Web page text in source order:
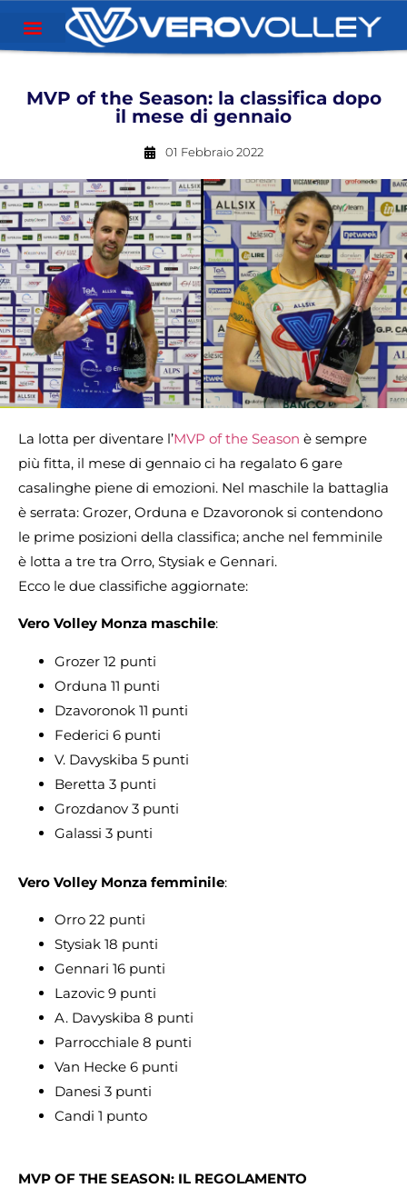
MVP of the Season: la classifica dopo
il mese di gennaio
01 Febbraio 2022
La lotta per diventare l’MVP of the Season è sempre
più fitta, il mese di gennaio ci ha regalato 6 gare
casalinghe piene di emozioni. Nel maschile la battaglia
è serrata: Grozer, Orduna e Dzavoronok si contendono
le prime posizioni della classifica; anche nel femminile
è lotta a tre tra Orro, Stysiak e Gennari.
Ecco le due classifiche aggiornate:
Vero Volley Monza maschile:
Grozer 12 punti
Orduna 11 punti
Dzavoronok 11 punti
Federici 6 punti
V. Davyskiba 5 punti
Beretta 3 punti
Grozdanov 3 punti
Galassi 3 punti
Vero Volley Monza femminile:
Orro 22 punti
Stysiak 18 punti
Gennari 16 punti
Lazovic 9 punti
A. Davyskiba 8 punti
Parrocchiale 8 punti
Van Hecke 6 punti
Danesi 3 punti
Candi 1 punto
MVP OF THE SEASON: IL REGOLAMENTO